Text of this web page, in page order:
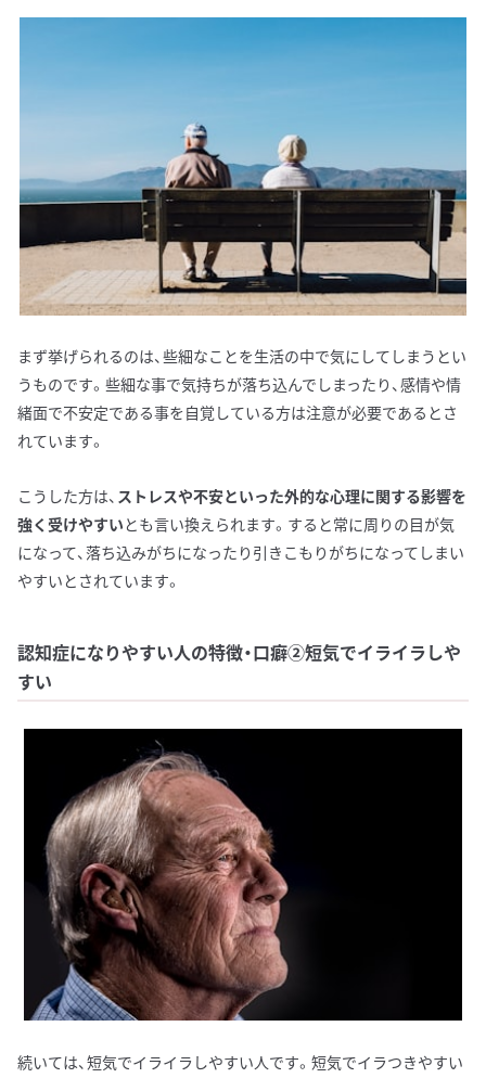
まず挙げられるのは、些細なことを生活の中で気にしてしまうとい
うものです。些細な事で気持ちが落ち込んでしまったり、感情や情
緒面で不安定である事を自覚している方は注意が必要であるとさ
れています。
こうした方は、 ストレスや不安といった外的な心理に関する影響を
強く受けやすい とも言い換えられます。すると常に周りの目が気
になって、落ち込みがちになったり引きこもりがちになってしまい
やすいとされています。
認知症になりやすい人の特徴・口癖②短気でイライラしや
すい
続いては、短気でイライラしやすい人です。短気でイラつきやすい